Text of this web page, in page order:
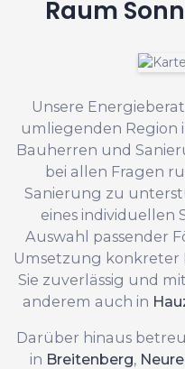
Raum
Unsere
umliegenden Region
Bauherren und
bei allen Fragen
Sanierung zu
eines individuellen
Auswahl passender
Umsetzung konkreter
Sie zuverlässig und
anderem auch in
Darüber hinaus
in Breitenberg,